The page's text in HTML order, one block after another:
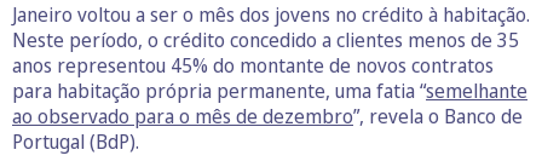
Janeiro voltou a ser o mês dos jovens no crédito à habitação.
Neste período, o crédito concedido a clientes menos de 35
anos representou 45% do montante de novos contratos
para habitação própria permanente, uma fatia “semelhante
ao observado para o mês de dezembro”, revela o Banco de
Portugal (BdP).